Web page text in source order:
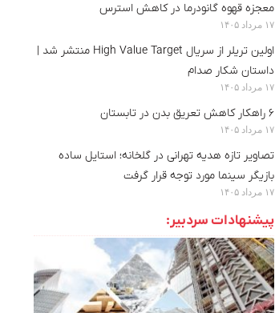
معجزه قهوه گانودرما در کاهش استرس
۱۷ مرداد ۱۴۰۵
اولین تریلر از سریال High Value Target منتشر شد |
داستان شکار صدام
۱۷ مرداد ۱۴۰۵
۶ راهکار کاهش تعریق بدن در تابستان
۱۷ مرداد ۱۴۰۵
تصاویر تازه هدیه تهرانی در گلخانه؛ استایل ساده
بازیگر سینما مورد توجه قرار گرفت
۱۷ مرداد ۱۴۰۵
پیشنهادات سردبیر: